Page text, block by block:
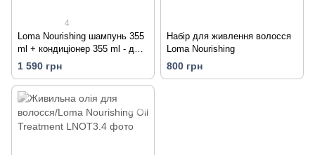
4
Loma Nourishing шампунь 355
ml + кондиціонер 355 ml - для
живлення волосся
1 590 грн
Набір для живлення волосся
Loma Nourishing
800 грн